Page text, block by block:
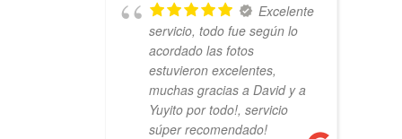
Excelente
servicio, todo fue según lo
acordado las fotos
estuvieron excelentes,
muchas gracias a David y a
Yuyito por todo!, servicio
súper recomendado!